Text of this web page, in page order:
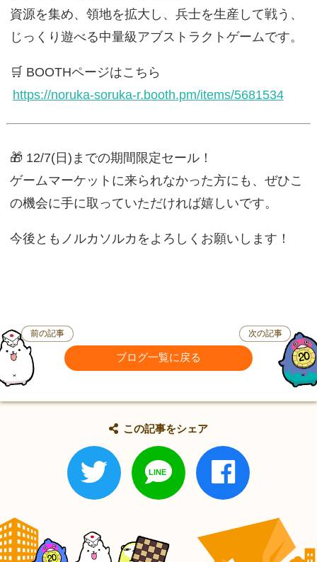
資源を集め、領地を拡大し、兵士を生産して戦う、
じっくり遊べる中量級アブストラクトゲームです。
🛒 BOOTHページはこちら
https://noruka-soruka-r.booth.pm/items/5681534
🎁 12/7(日)までの期間限定セール！
ゲームマーケットに来られなかった方にも、ぜひこ
の機会に手に取っていただければ嬉しいです。
今後ともノルカソルカをよろしくお願いします！
前の記事
ブログ一覧に戻る
次の記事
この記事をシェア